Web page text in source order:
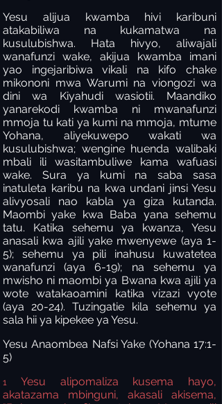
Yesu alijua kwamba hivi karibuni
atakabiliwa na kukamatwa na
kusulubishwa. Hata hivyo, aliwajali
wanafunzi wake, akijua kwamba imani
yao ingejaribiwa vikali na kifo chake
mikononi mwa Warumi na viongozi wa
dini wa Kiyahudi wasiotii. Maandiko
yanarekodi kwamba ni mwanafunzi
mmoja tu kati ya kumi na mmoja, mtume
Yohana, aliyekuwepo wakati wa
kusulubishwa; wengine huenda walibaki
mbali ili wasitambuliwe kama wafuasi
wake. Sura ya kumi na saba sasa
inatuleta karibu na kwa undani jinsi Yesu
alivyosali nao kabla ya giza kutanda.
Maombi yake kwa Baba yana sehemu
tatu. Katika sehemu ya kwanza, Yesu
anasali kwa ajili yake mwenyewe (aya 1-
5); sehemu ya pili inahusu kuwatetea
wanafunzi (aya 6-19); na sehemu ya
mwisho ni maombi ya Bwana kwa ajili ya
wote watakaoamini katika vizazi vyote
(aya 20-24). Tuzingatie kila sehemu ya
sala hii ya kipekee ya Yesu.
Yesu Anaombea Nafsi Yake (Yohana 17:1-
5)
1
Yesu alipomaliza kusema hayo,
akatazama mbinguni, akasali akisema,